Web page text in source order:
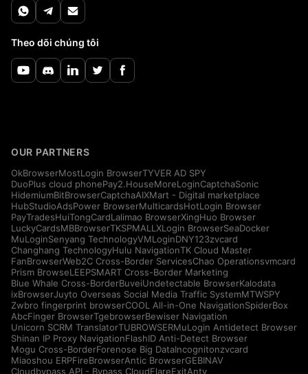
Theo dõi chúng tôi
OUR PARTNERS
OkBrowserMostLogin BrowserTYVER AD SPY
DuoPlus cloud phonePay2.HouseMoreLoginCaptchaSonic
HidemiumBitBrowserCaptchaAIXMart - Digital marketplace
HubStudioAdsPower BrowserMulticardsHotLogin Browser
PayTradesHuiTongCardLalimao BrowserXingHuo Browser
LuckyCardsMBBrowserTKSPMALLXLogin BrowserSeaDocker
MuLoginSenyang TechnologyVMLoginDNY123zvcard
Changhang TechnologyHulu NavigationTK Cloud Master
FanBrowserWeb2C Cross-Border ServicesChao Operationsvmcard
Prism BrowseLEEPSMART Cross-Border Marketing
Blue Whale Cross-BorderBuveiUndetectable BrowserKalodata
ixBrowserJuyto Overseas Social Media Traffic SystemMTWSPY
Zwbro fingerprint browserCOOL All-in-One NavigationSpiderBox
AbcFinger BrowserTgebrowserBewiser Navigation
Unicorn SCRM TranslatorTUBROWSERMuLogin Antidetect Browser
Shinan IP Proxy NavigationFlashID Anti-Detect Browser
Mogu Cross-BorderForenose Big DataIncognitonzvcard
Miaoshou ERPFireBrowserAntic BrowserGEBINAV
Cloudbypass API - Bypass CloudFlareExitAnty